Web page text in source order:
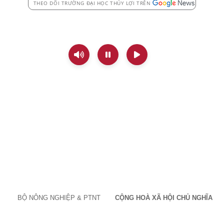
THEO DÕI TRƯỜNG ĐẠI HỌC THỦY LỢI TRÊN
BỘ NÔNG NGHIỆP & PTNT
CỘNG HOÀ XÃ HỘI CHỦ NGHĨA